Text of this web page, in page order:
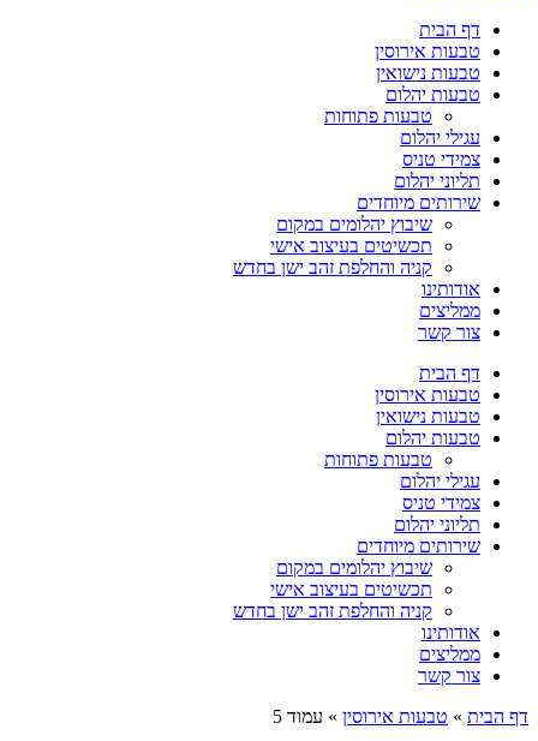
דף הבית
טבעות אירוסין
טבעות נישואין
טבעות יהלום
טבעות פתוחות
עגילי יהלום
צמידי טניס
תליוני יהלום
שירותים מיוחדים
שיבוץ יהלומים במקום
תכשיטים בעיצוב אישי
קניה והחלפת זהב ישן בחדש
אודותינו
ממליצים
צור קשר
דף הבית
טבעות אירוסין
טבעות נישואין
טבעות יהלום
טבעות פתוחות
עגילי יהלום
צמידי טניס
תליוני יהלום
שירותים מיוחדים
שיבוץ יהלומים במקום
תכשיטים בעיצוב אישי
קניה והחלפת זהב ישן בחדש
אודותינו
ממליצים
צור קשר
דף הבית » טבעות אירוסין » עמוד 5